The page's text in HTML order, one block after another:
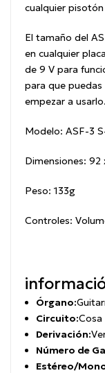
cualquier
El tamaño del
en cualquier
de 9 V para
para que
empezar a usarlo.
Modelo: ASF-3
Dimensiones: 92
Peso: 133g
Controles:
Órgano:
Circuito:Cosa
Derivación:
Número de
Estéreo/